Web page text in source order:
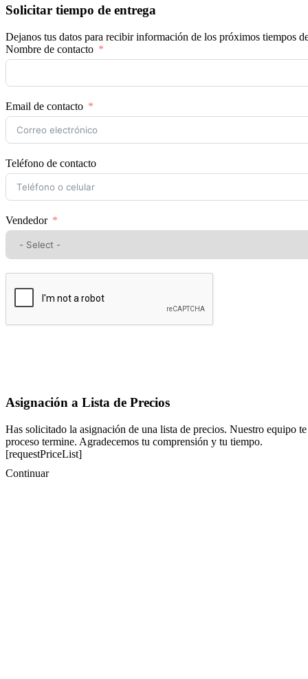
Solicitar tiempo de entrega
Dejanos tus datos para recibir información de los próximos tiempos
Nombre de contacto
Email de contacto
Teléfono de contacto
Vendedor
Asignación a Lista de Precios
Has solicitado la asignación de una lista de precios. Nuestro equipo
proceso termine. Agradecemos tu comprensión y tu tiempo.
[requestPriceList]
Continuar